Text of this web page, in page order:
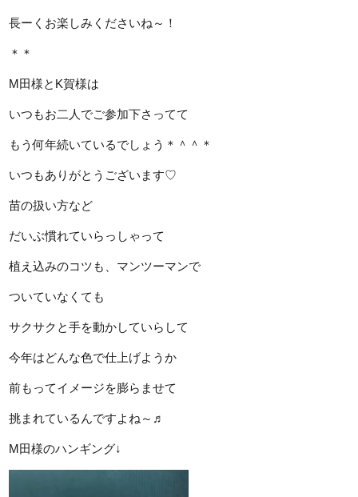
長ーくお楽しみくださいね～！
＊＊
M田様とK賀様は
いつもお二人でご参加下さってて
もう何年続いているでしょう＊＾＾＊
いつもありがとうございます♡
苗の扱い方など
だいぶ慣れていらっしゃって
植え込みのコツも、マンツーマンで
ついていなくても
サクサクと手を動かしていらして
今年はどんな色で仕上げようか
前もってイメージを膨らませて
挑まれているんですよね～♬
M田様のハンギング↓